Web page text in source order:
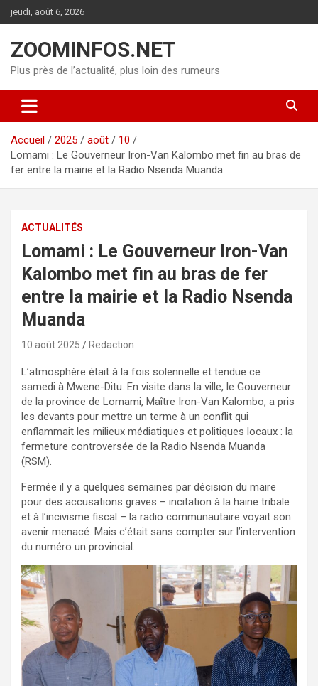
Aller
au
jeudi, août 6, 2026
ZOOMINFOS.NET
Plus près de l’actualité, plus loin des rumeurs
Accueil 2025 août
10
Lomami : Le Gouverneur Iron-Van Kalombo met fin au bras de
fer entre la mairie et la Radio Nsenda Muanda
ACTUALITÉS
Lomami : Le Gouverneur Iron-Van
Kalombo met fin au bras de fer
entre la mairie et la Radio Nsenda
Muanda
10 août 2025 Redaction
L’atmosphère était à la fois solennelle et tendue ce
samedi à Mwene-Ditu. En visite dans la ville, le Gouverneur
de la province de Lomami, Maître Iron-Van Kalombo, a pris
les devants pour mettre un terme à un conflit qui
enflammait les milieux médiatiques et politiques locaux : la
fermeture controversée de la Radio Nsenda Muanda
(RSM).
Fermée il y a quelques semaines par décision du maire
pour des accusations graves – incitation à la haine tribale
et à l’incivisme fiscal – la radio communautaire voyait son
avenir menacé. Mais c’était sans compter sur l’intervention
du numéro un provincial.